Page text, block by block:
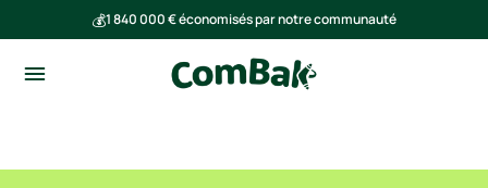
💰1 840 000 € économisés par notre communauté